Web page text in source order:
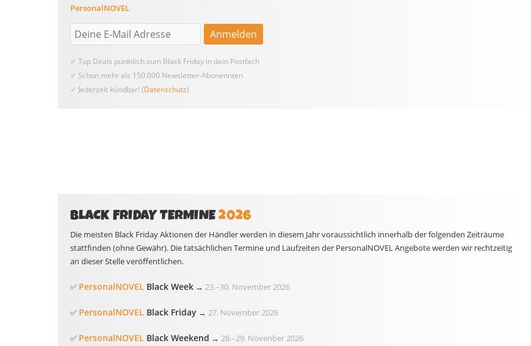
PersonalNOVEL
✓ Top Deals pünktlich zum Black Friday in dein Postfach
✓ Schon mehr als 150.000 Newsletter-Abonennten
✓ Jederzeit kündbar! (Datenschutz)
BLACK FRIDAY TERMINE2026
Die meisten Black Friday Aktionen der Händler werden in diesem Jahr voraussichtlich innerhalb der folgenden Zeiträume
stattfinden (ohne Gewähr). Die tatsächlichen Termine und Laufzeiten der PersonalNOVEL Angebote werden wir rechtzeitig
an dieser Stelle veröffentlichen.
✅ PersonalNOVELBlack Week → 23.–30. November 2026
✅ PersonalNOVELBlack Friday → 27. November 2026
✅ PersonalNOVELBlack Weekend → 28.–29. Novenber 2026